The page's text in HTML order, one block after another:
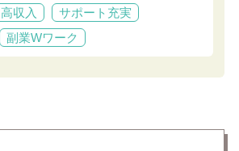
高収入
サポート充実
副業Wワーク